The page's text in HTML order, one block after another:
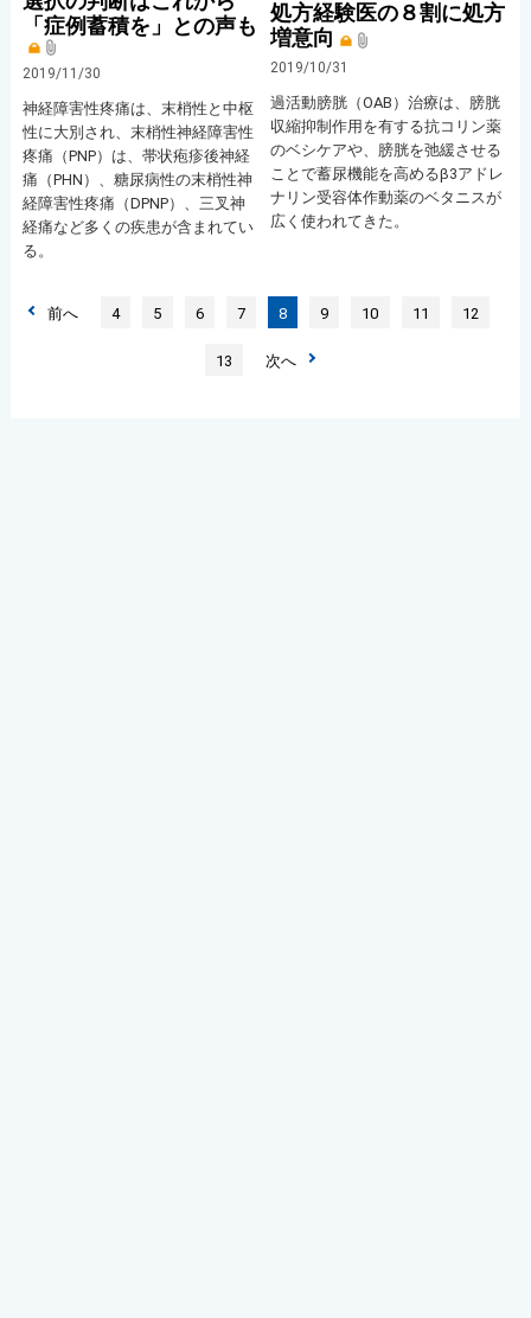
「症例蓄積を」との声も
2019/11/30
神経障害性疼痛は、末梢性と中枢
性に大別され、末梢性神経障害性
疼痛（PNP）は、帯状疱疹後神経
痛（PHN）、糖尿病性の末梢性神
経障害性疼痛（DPNP）、三叉神
経痛など多くの疾患が含まれてい
る。
処方経験医の８割に処方
増意向
2019/10/31
過活動膀胱（OAB）治療は、膀胱
収縮抑制作用を有する抗コリン薬
のベシケアや、膀胱を弛緩させる
ことで蓄尿機能を高めるβ3アドレ
ナリン受容体作動薬のベタニスが
広く使われてきた。
前へ 4 5 6 7 8 9 10 11 12
13 次へ